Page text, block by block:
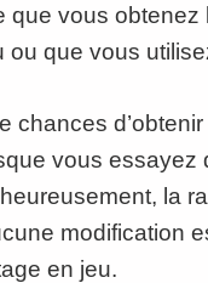
que vous
ou que vous
chances
vous essayez
la
modification
en jeu.